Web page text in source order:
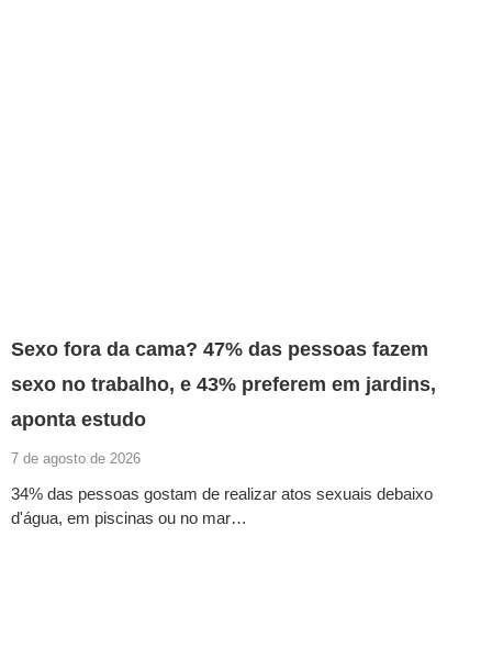
Sexo fora da cama? 47% das pessoas fazem
sexo no trabalho, e 43% preferem em jardins,
aponta estudo
7 de agosto de 2026
34% das pessoas gostam de realizar atos sexuais debaixo
d'água, em piscinas ou no mar…